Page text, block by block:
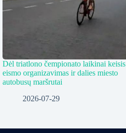
Dėl triatlono čempionato laikinai keisis
eismo organizavimas ir dalies miesto
autobusų maršrutai
2026-07-29